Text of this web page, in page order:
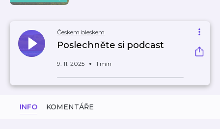
Českem bleskem
Poslechněte si podcast
9. 11. 2025 1 min
INFO KOMENTÁŘE